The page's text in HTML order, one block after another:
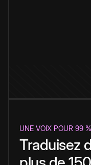
UNE VOIX POUR 99
Traduisez